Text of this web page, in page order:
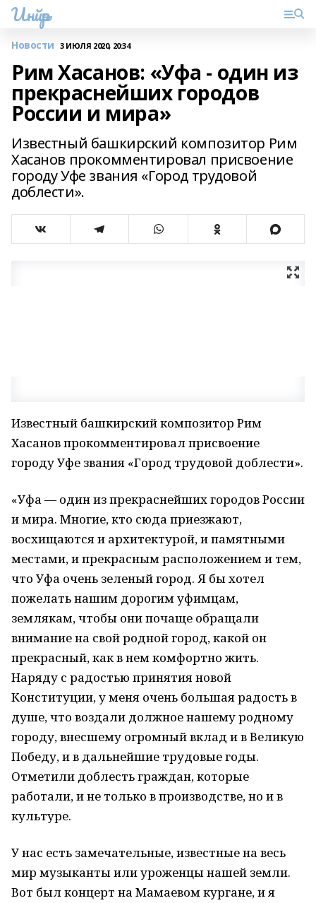
Инйәр
Новости 3 ИЮЛЯ 2020, 20:34
Рим Хасанов: «Уфа - один из
прекраснейших городов
России и мира»
Известный башкирский композитор Рим
Хасанов прокомментировал присвоение
городу Уфе звания «Город трудовой
доблести».
Известный башкирский композитор Рим
Хасанов прокомментировал присвоение
городу Уфе звания «Город трудовой доблести».
«Уфа — один из прекраснейших городов России
и мира. Многие, кто сюда приезжают,
восхищаются и архитектурой, и памятными
местами, и прекрасным расположением и тем,
что Уфа очень зеленый город. Я бы хотел
пожелать нашим дорогим уфимцам,
землякам, чтобы они почаще обращали
внимание на свой родной город, какой он
прекрасный, как в нем комфортно жить.
Наряду с радостью принятия новой
Конституции, у меня очень большая радость в
душе, что воздали должное нашему родному
городу, внесшему огромный вклад и в Великую
Победу, и в дальнейшие трудовые годы.
Отметили доблесть граждан, которые
работали, и не только в производстве, но и в
культуре.
У нас есть замечательные, известные на весь
мир музыканты или уроженцы нашей земли.
Вот был концерт на Мамаевом кургане, и я